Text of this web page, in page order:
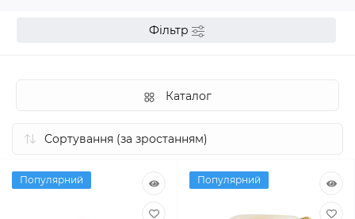
Фільтр
Каталог
Популярний Популярний